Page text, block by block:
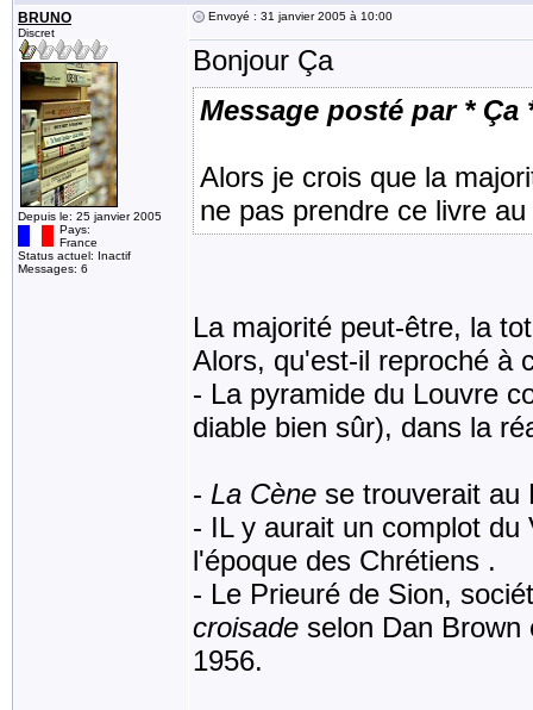
BRUNO
Discret
Depuis le: 25 janvier 2005
Pays:
France
Status actuel: Inactif
Messages: 6
Envoyé : 31 janvier 2005 à 10:00
Bonjour Ça
Message posté par * Ça
Alors je crois que la
ne pas prendre ce livre
La majorité peut-être, la
Alors, qu'est-il reproché à
- La pyramide du Louvre
diable bien sûr), dans la
- La Cène se trouverait au
- IL y aurait un complot du
l'époque des Chrétiens .
- Le Prieuré de Sion,
croisade selon Dan Brown
1956.